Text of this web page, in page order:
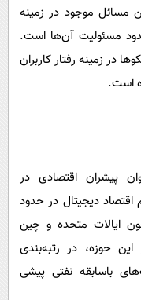
مسائل موجود در زمینه
مسئولیت آن‌ها است.
در زمینه رفتار کاربران
است.
پیشران اقتصادی در
دیجیتال در حدود
ایالات متحده و چین
حوزه، در رتبه‌بندی
باسابقه نفتی پیشی